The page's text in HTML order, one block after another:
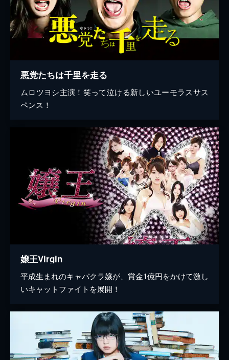
悪党たちは千里を走る
ムロツヨシ主演！笑って泣ける新しいユーモラスサス
ペンス！
嬢王Virgin
平成生まれのキャバクラ嬢が、賞金1億円をかけて激し
いキャットファイトを展開！